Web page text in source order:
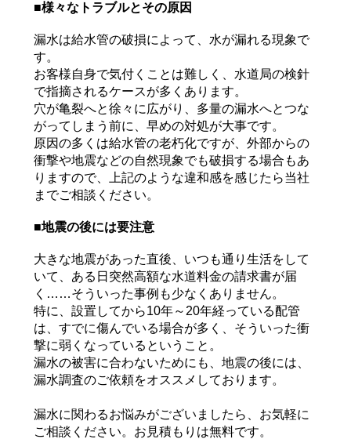
■様々なトラブルとその原因
漏水は給水管の破損によって、水が漏れる現象で
す。
お客様自身で気付くことは難しく、水道局の検針
で指摘されるケースが多くあります。
穴が亀裂へと徐々に広がり、多量の漏水へとつな
がってしまう前に、早めの対処が大事です。
原因の多くは給水管の老朽化ですが、外部からの
衝撃や地震などの自然現象でも破損する場合もあ
りますので、上記のような違和感を感じたら当社
までご相談ください。
■地震の後には要注意
大きな地震があった直後、いつも通り生活をして
いて、ある日突然高額な水道料金の請求書が届
く……そういった事例も少なくありません。
特に、設置してから10年～20年経っている配管
は、すでに傷んでいる場合が多く、そういった衝
撃に弱くなっているということ。
漏水の被害に合わないためにも、地震の後には、
漏水調査のご依頼をオススメしております。
漏水に関わるお悩みがございましたら、お気軽に
ご相談ください。お見積もりは無料です。